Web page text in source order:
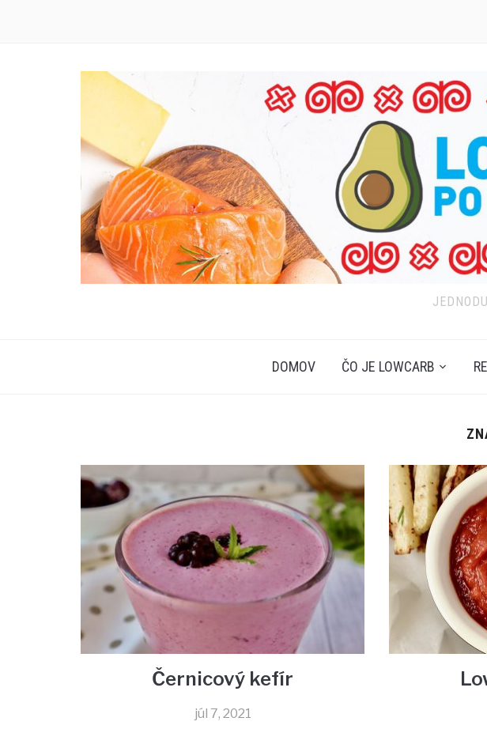
DOMOV ČO JE LOWCARB
Černicový kefír
júl 7, 2021